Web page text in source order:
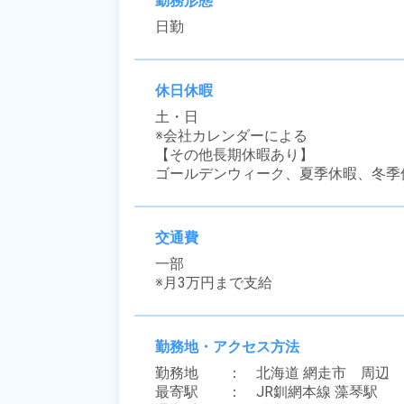
日勤
休日休暇
土・日
※会社カレンダーによる
【その他長期休暇あり】
ゴールデンウィーク、夏季休暇、冬季
交通費
一部
※月3万円まで支給
勤務地・アクセス方法
勤務地　　：　北海道 網走市　周辺
最寄駅　　：　JR釧網本線 藻琴駅